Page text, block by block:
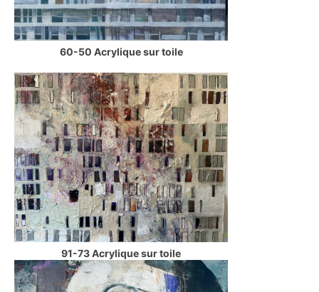
60-50 Acrylique sur toile
91-73 Acrylique sur toile